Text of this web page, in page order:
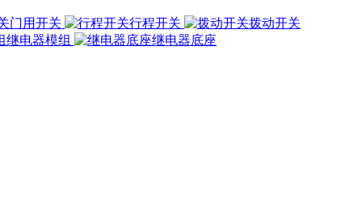
门用开关 行程开关
拨动开关
继电器模组 继电器底座